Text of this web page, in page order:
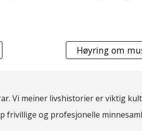
Høyring om
Vi meiner livshistorier er viktig
frivillige og profesjonelle